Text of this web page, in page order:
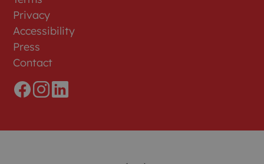
Privacy
Accessibility
Press
Contact